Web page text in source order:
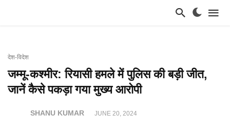
देश-विदेश
जम्मू-कश्मीर: रियासी हमले में पुलिस की बड़ी जीत,
जानें कैसे पकड़ा गया मुख्य आरोपी
SHANU KUMAR JUNE 20, 2024